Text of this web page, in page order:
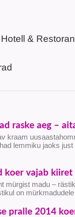
&
raske aeg –
kraam
lemmiku jaoks
koer vajab kiiret
mürgist madu –
on
pralle 2014